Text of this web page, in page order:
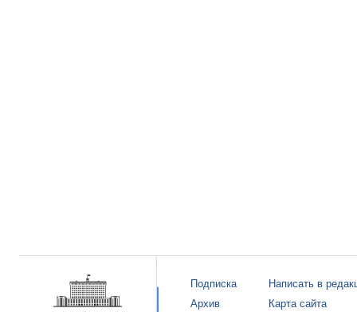
Подписка
Архив
Написать в
Карта сайта